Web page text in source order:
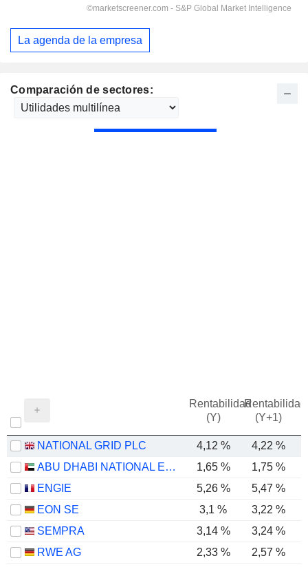
Comparación de sectores:
Rentabilidad
(Y)
Rentabilidad
(Y+1)
NATIONAL GRID PLC 4,12 % 4,22 %
ABU DHABI NATIONAL ENERGY COMPANY
1,65 % 1,75 %
ENGIE
5,26 % 5,47 %
EON SE
3,1 % 3,22 %
SEMPRA
3,14 % 3,24 %
RWE AG
2,33 % 2,57 %
La agenda de la empresa